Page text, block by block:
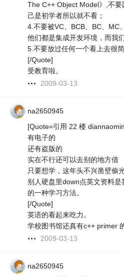
The C++ Object Model》,不要
己是初学者所以就不看；
4.不要被VC、BCB、BC、
他们都是集成开发环境，而我
5.不要放过任何一个看上去很
[/Quote]
受教育啦。
2009-03-13
na2650945
[Quote=引用 22 楼
有电子的
还有盗版的
实在不行还可以去别的地方借
只要想学，这年头不兴凿壁偷
别人硬盘里down点英文资料是
的一种学习方法。
[/Quote]
英语的看起来吃力。
学校图书馆还真有c++ primer
2009-03-13
na2650945